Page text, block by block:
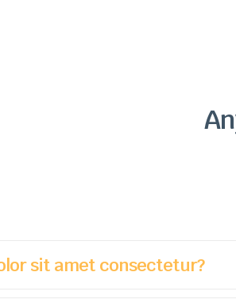
sit amet consectetur?